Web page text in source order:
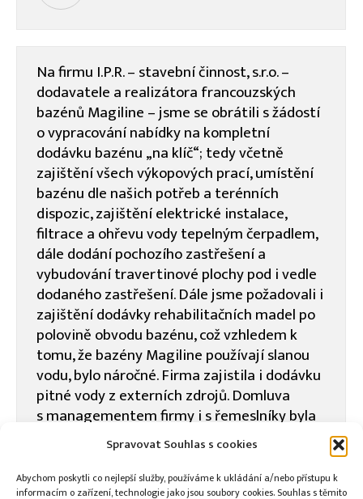
Spravovat Souhlas s cookies
Abychom poskytli co nejlepší služby, používáme k ukládání a/nebo přístupu k
informacím o zařízení, technologie jako jsou soubory cookies. Souhlas s těmito
Na firmu I.P.R. – stavební činnost, s.r.o. –
dodavatele a realizátora francouzských
bazénů Magiline – jsme se obrátili s žádostí
o vypracování nabídky na kompletní
dodávku bazénu „na klíč“; tedy včetně
zajištění všech výkopových prací, umístění
bazénu dle našich potřeb a terénních
dispozic, zajištění elektrické instalace,
filtrace a ohřevu vody tepelným čerpadlem,
dále dodání pochozího zastřešení a
vybudování travertinové plochy pod i vedle
dodaného zastřešení. Dále jsme požadovali i
zajištění dodávky rehabilitačních madel po
polovině obvodu bazénu, což vzhledem k
tomu, že bazény Magiline používají slanou
vodu, bylo náročné. Firma zajistila i dodávku
pitné vody z externích zdrojů. Domluva
s managementem firmy i s řemeslníky byla
velmi přátelská a otevřená, dokázali
všechny naše komplikované a zcela
konkrétní požadavky splnit beze zbytku a od